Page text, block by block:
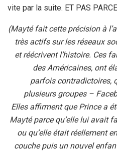
vite par la suite. ET PAS
(Mayté fait cette précision à
très actifs sur les réseaux
et réécrivent l’histoire. Ces
des Américaines, ont
parfois contradictoires,
plusieurs groupes –
Elles affirment que Prince a
Mayté parce qu’elle lui avait
ou qu’elle était réellement
couche puis un nouvel